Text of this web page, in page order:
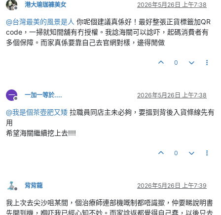
離線
港大瑜珈褲美女 2026年5月26日 上午7:38
@台灣最美的風景是人 你呢個建議真係好！最好整張正貨標籤加QR
code，一掃就知間舖有冇授權。我諗海關可以諗吓，起碼消費者有
多個保障。而家真係要靠自己去官網對樣，邊得閒做
0
一
離線
一加一等於.... 2026年5月26日 上午7:38
@我是個茶壺肥又矮 拉職員同店主未必夠，要搵到背後入貨條線先有
用
希望海關繼續挖上去!!!!
0
離線
背背龍 2026年5月26日 上午7:39
我上次去尖沙咀某間，個治療師連部機嘅制都唔識撳，仲要睇說明書
先開到機，嗰吓我已經心知不妙。而家諗返都覺得自己蠢，以後只去